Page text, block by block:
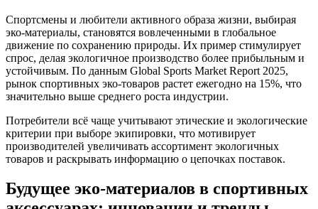
Спортсмены и любители активного образа жизни, выбирая
эко-материалы, становятся вовлеченными в глобальное
движение по сохранению природы. Их пример стимулирует
спрос, делая экологичное производство более прибыльным и
устойчивым. По данным Global Sports Market Report 2025,
рынок спортивных эко-товаров растет ежегодно на 15%, что
значительно выше среднего роста индустрии.
Потребители всё чаще учитывают этические и экологические
критерии при выборе экипировки, что мотивирует
производителей увеличивать ассортимент экологичных
товаров и раскрывать информацию о цепочках поставок.
Будущее эко-материалов в спортивных